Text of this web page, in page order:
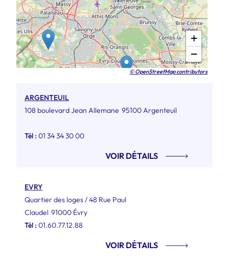
+
−
© OpenStreetMap contributors
ARGENTEUIL
108 boulevard Jean Allemane 95100 Argenteuil
Tél : 01 34 34 30 00
VOIR DÉTAILS
EVRY
Quartier des loges / 48 Rue Paul
Claudel 91000 Évry
Tél : 01.60.77.12.88
VOIR DÉTAILS